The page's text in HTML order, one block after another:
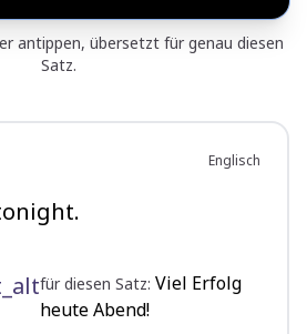
antippen, übersetzt für genau diesen
Satz.
Englisch
für diesen Satz: Viel Erfolg
heute Abend!